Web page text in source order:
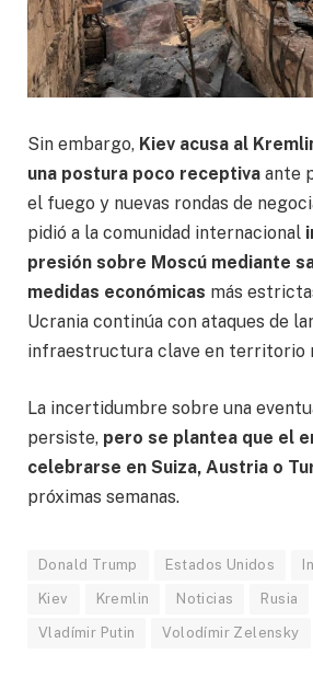
Sin embargo, Kiev acusa al
una postura poco receptiva ante
el fuego y nuevas rondas de
pidió a la comunidad internacional
presión sobre Moscú mediante
medidas económicas más
Ucrania continúa con ataques de
infraestructura clave en territorio
La incertidumbre sobre una
persiste, pero se plantea que el
celebrarse en Suiza, Austria o
próximas semanas.
Donald Trump Estados Unidos
Kiev Kremlin Noticias Rusia
Vladímir Putin Volodímir Zelensky